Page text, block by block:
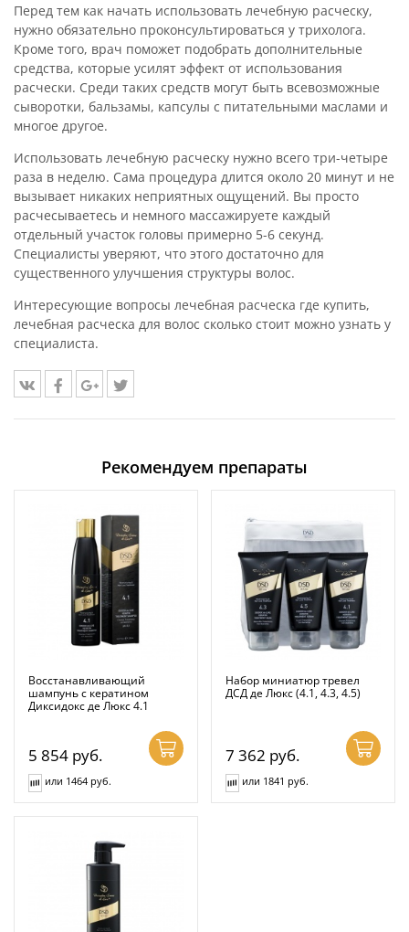
Перед тем как начать использовать лечебную расческу,
нужно обязательно проконсультироваться у трихолога.
Кроме того, врач поможет подобрать дополнительные
средства, которые усилят эффект от использования
расчески. Среди таких средств могут быть всевозможные
сыворотки, бальзамы, капсулы с питательными маслами и
многое другое.
Использовать лечебную расческу нужно всего три-четыре
раза в неделю. Сама процедура длится около 20 минут и не
вызывает никаких неприятных ощущений. Вы просто
расчесываетесь и немного массажируете каждый
отдельный участок головы примерно 5-6 секунд.
Специалисты уверяют, что этого достаточно для
существенного улучшения структуры волос.
Интересующие вопросы лечебная расческа где купить,
лечебная расческа для волос сколько стоит можно узнать у
специалиста.
Рекомендуем препараты
Восстанавливающий
шампунь с кератином
Диксидокс де Люкс 4.1
5 854 руб.
или 1464 руб.
Набор миниатюр тревел
ДСД де Люкс (4.1, 4.3, 4.5)
7 362 руб.
или 1841 руб.